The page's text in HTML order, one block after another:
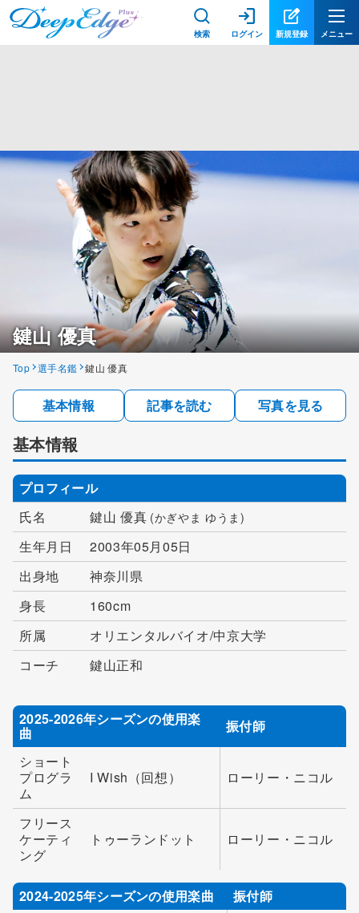
検索 ログイン 新規登録 メニュー
鍵山 優真
Top 選手名鑑 鍵山 優真
基本情報 記事を読む 写真を見る
基本情報
プロフィール
氏名
鍵山 優真 (かぎやま ゆうま)
生年月日
2003年05月05日
出身地
神奈川県
身長
160cm
所属
オリエンタルバイオ/中京大学
コーチ
鍵山正和
2025-2026年シーズンの使用楽
曲
振付師
ショート
プログラ
ム
I Wish（回想） ローリー・ニコル
フリース
ケーティ
ング
トゥーランドット ローリー・ニコル
2024-2025年シーズンの使用楽曲
振付師